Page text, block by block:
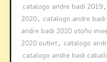
catalogo andre badi 2019 ,
2020 , catalogo andre
andre badi 2020 otoño
2020 outlet, catalogo
catalogo andre badi